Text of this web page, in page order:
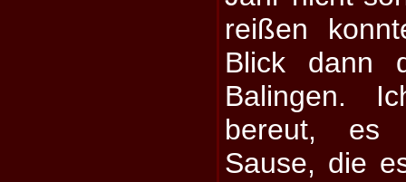
reißen
Blick dann
Balingen.
bereut, es
Sause, die